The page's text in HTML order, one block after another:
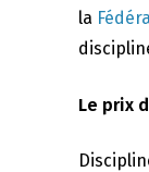
la
Le prix